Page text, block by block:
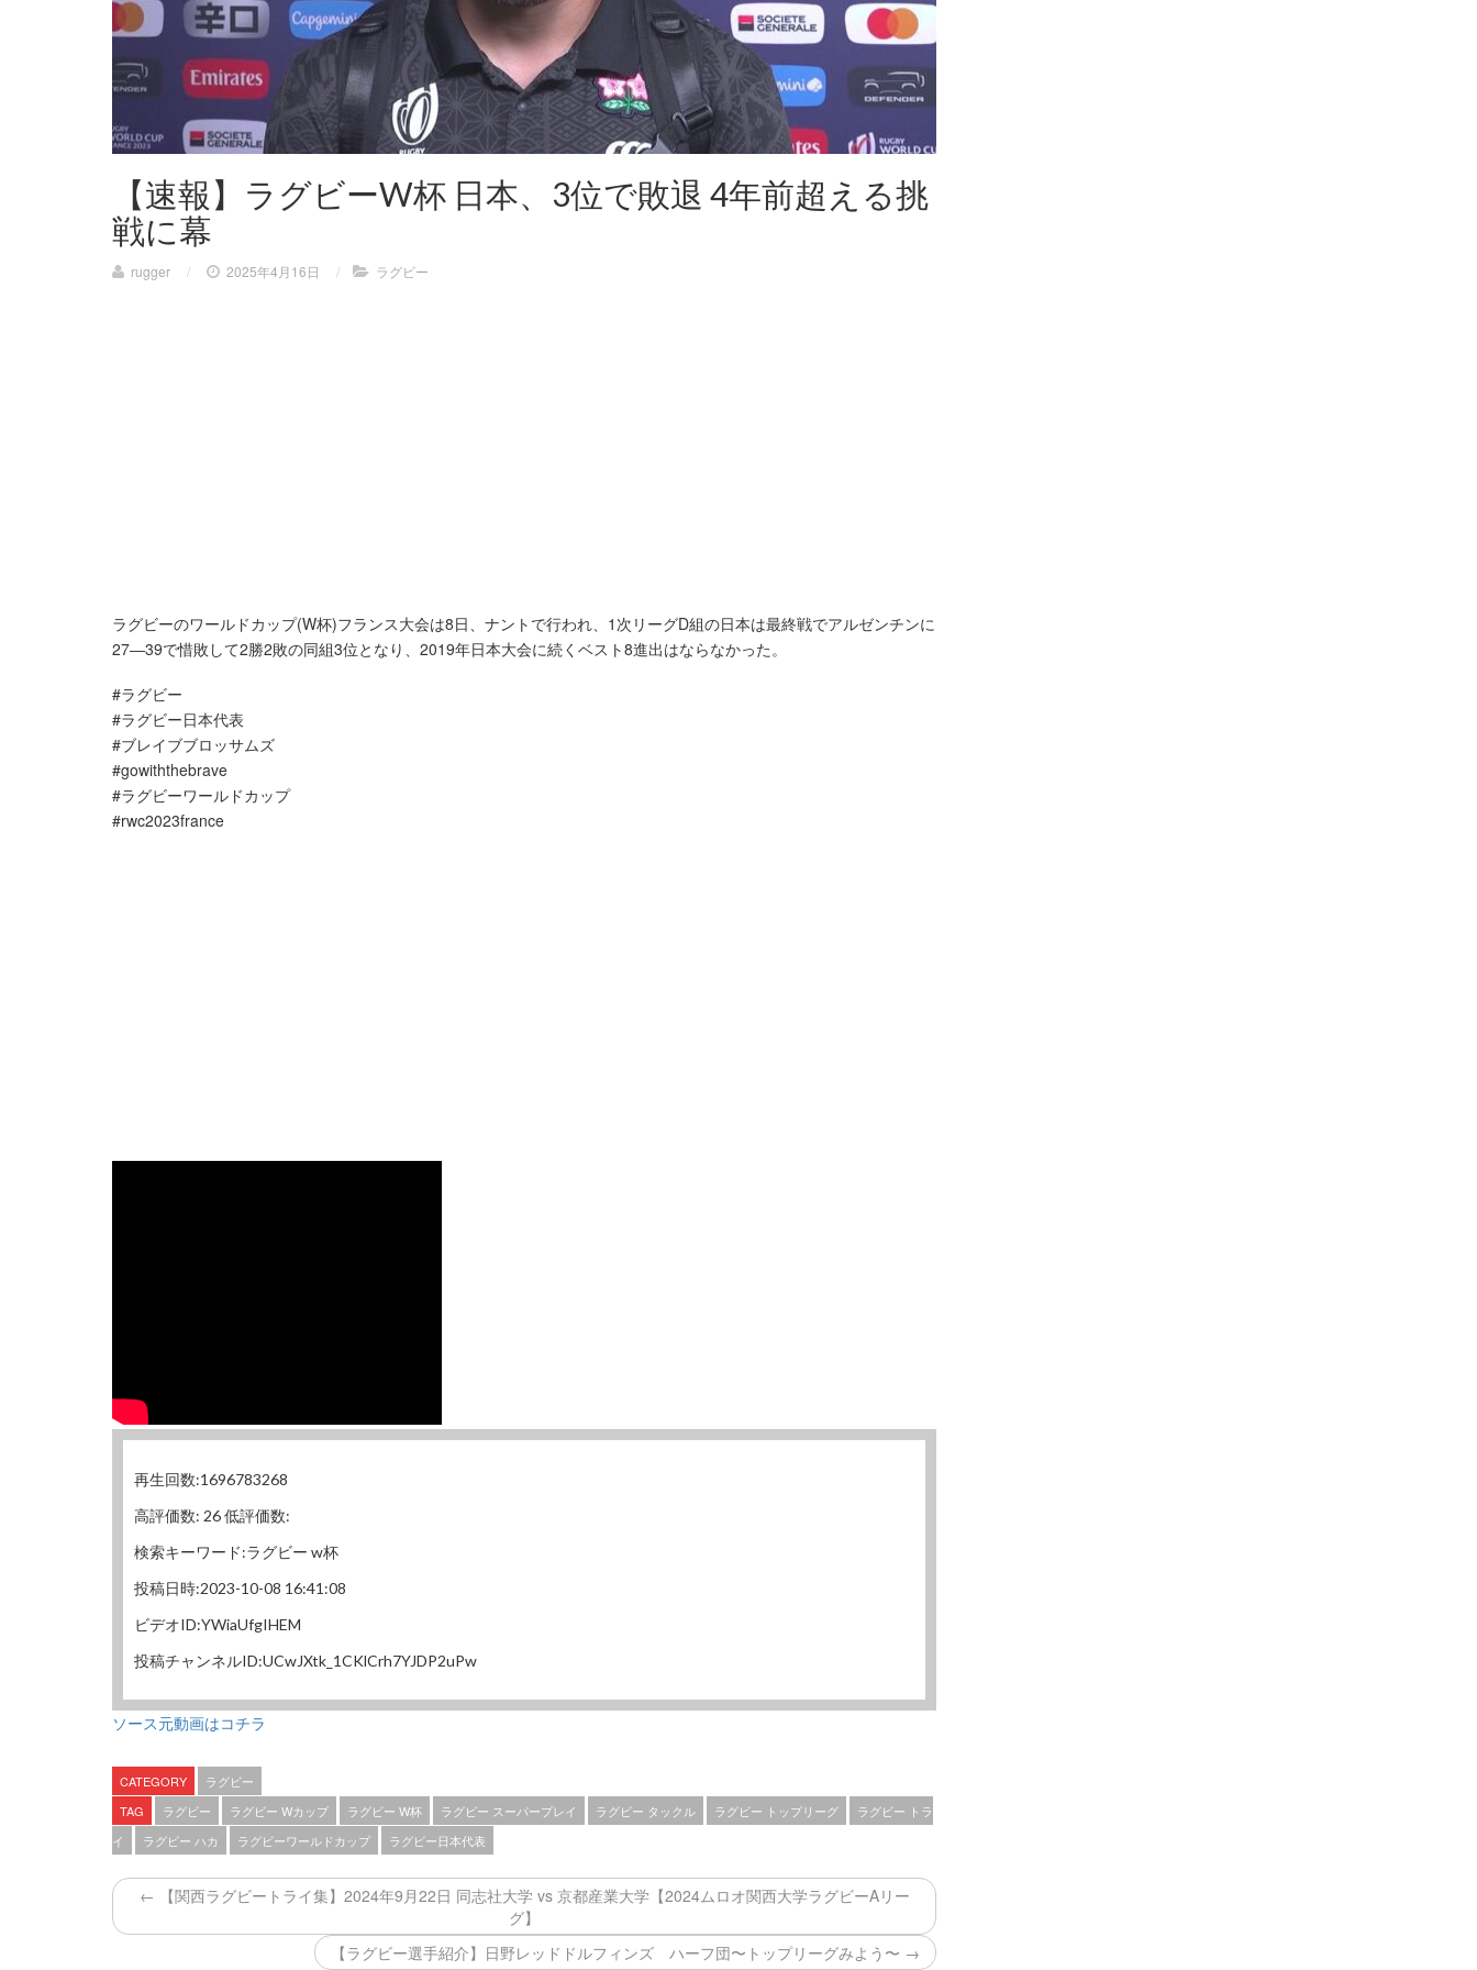
【速報】ラグビーW杯 日本、3位で敗退 4年前超える挑
戦に幕
rugger / 2025年4月16日 / ラグビー
ラグビーのワールドカップ(W杯)フランス大会は8日、ナントで行われ、1次リーグD組の日本は最終戦でアルゼンチンに
27―39で惜敗して2勝2敗の同組3位となり、2019年日本大会に続くベスト8進出はならなかった。
#ラグビー
#ラグビー日本代表
#ブレイブブロッサムズ
#gowiththebrave
#ラグビーワールドカップ
#rwc2023france
再生回数:1696783268
高評価数: 26 低評価数:
検索キーワード:ラグビー w杯
投稿日時:2023-10-08 16:41:08
ビデオID:YWiaUfgIHEM
投稿チャンネルID:UCwJXtk_1CKlCrh7YJDP2uPw
ソース元動画はコチラ
CATEGORY
ラグビー
TAG
ラグビー ラグビー Wカップ ラグビー W杯 ラグビー スーパープレイ ラグビー タックル ラグビー トップリーグ
ラグビー トラ
イ
ラグビー ハカ ラグビーワールドカップ ラグビー日本代表
← 【関西ラグビートライ集】2024年9月22日 同志社大学 vs 京都産業大学【2024ムロオ関西大学ラグビーAリー
グ】
【ラグビー選手紹介】日野レッドドルフィンズ ハーフ団〜トップリーグみよう〜 →